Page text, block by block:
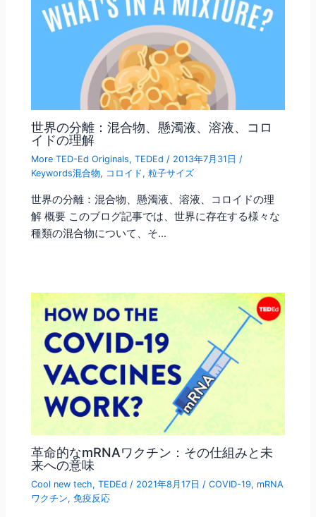
世界の分離：混合物、懸濁液、溶液、コロ
イドの理解
More TED-Ed Originals,TEDEd / 2013年7月31日/
Keywords混合物, コロイド,粒子サイズ
世界の分離：混合物、懸濁液、溶液、コロイドの理
解 概要 このブログ記事では、世界に存在する様々な
種類の混合物について、そ…
革命的なmRNAワクチン：その仕組みと未
来への意味
Cool new tech,TEDEd / 2021年8月17日 /COVID-19, mRNA
ワクチン,免疫反応